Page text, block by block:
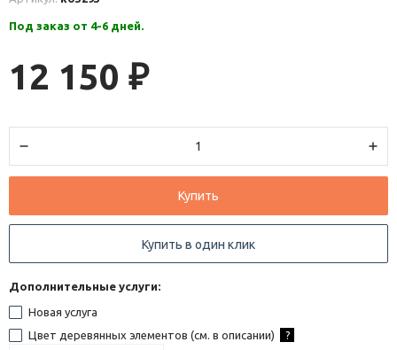
Под заказ от 4-6 дней.
12 150 ₽
Купить
Купить в один клик
Дополнительные услуги:
Новая услуга
Цвет деревянных элементов (см. в описании)
?